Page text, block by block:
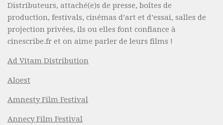
Distributeurs, attaché(e)s de presse, boîtes de
production, festivals, cinémas d’art et d’essai, salles de
projection privées, ils ou elles font confiance à
cinescribe.fr et on aime parler de leurs films !
Ad Vitam Distribution
Aloest
Amnesty Film Festival
Annecy Film Festival